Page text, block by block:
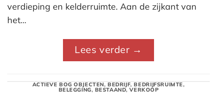
verdieping en kelderruimte. Aan de zijkant van
het…
Lees verder →
ACTIEVE BOG OBJECTEN, BEDRIJF,BEDRIJFSRUIMTE,
BELEGGING, BESTAAND,VERKOOP